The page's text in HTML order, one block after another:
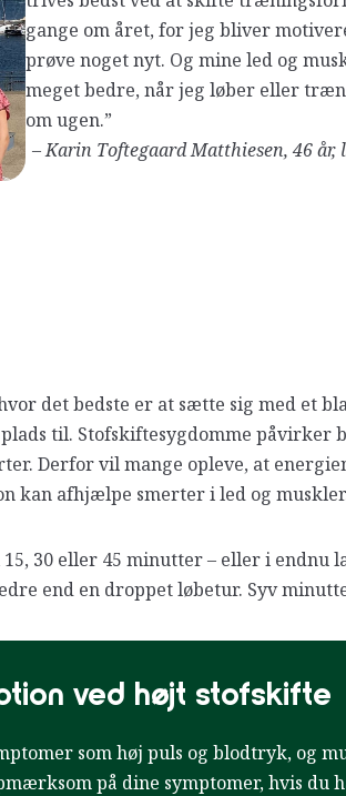
gange om året, for jeg bliver
prøve noget nyt. Og mine led og
meget bedre, når jeg løber eller
om ugen.”
–Karin Toftegaard Matthiesen, 46 år,
det bedste er at sætte sig med et
til. Stofskiftesygdomme påvirker
Derfor vil mange opleve, at
kan afhjælpe smerter i led og
30 eller 45 minutter – eller i endnu
end en droppet løbetur. Syv
ved højt stofskifte
som høj puls og blodtryk, og
på dine symptomer, hvis du